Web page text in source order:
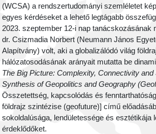
(WCSA) a rendszertudományi szemléletet
egyes kérdéseket a lehető legtágabb
2023. szeptember 12-i nap tanácskozásának
dr. Csizmadia Norbert (Neumann János
Alapítvány) volt, aki a globalizálódó világ
hálózatosodásának arányait mutatta be
The Big Picture: Complexity, Connectivity and
Synthesis of Geopolitics and Geography
Összetettség, kapcsolódás és
földrajz szintézise (geofuture)] című
sokoldalúsága, lendületessége és esztétikája
érdeklődőket.